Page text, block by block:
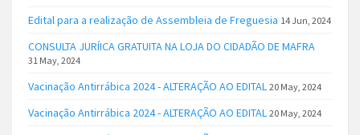
Edital para a realização de Assembleia de Freguesia 14 Jun, 2024
CONSULTA JURÍICA GRATUITA NA LOJA DO CIDADÃO DE MAFRA
31 May, 2024
Vacinação Antirrábica 2024 - ALTERAÇÃO AO EDITAL 20 May, 2024
Vacinação Antirrábica 2024 - ALTERAÇÃO AO EDITAL 20 May, 2024